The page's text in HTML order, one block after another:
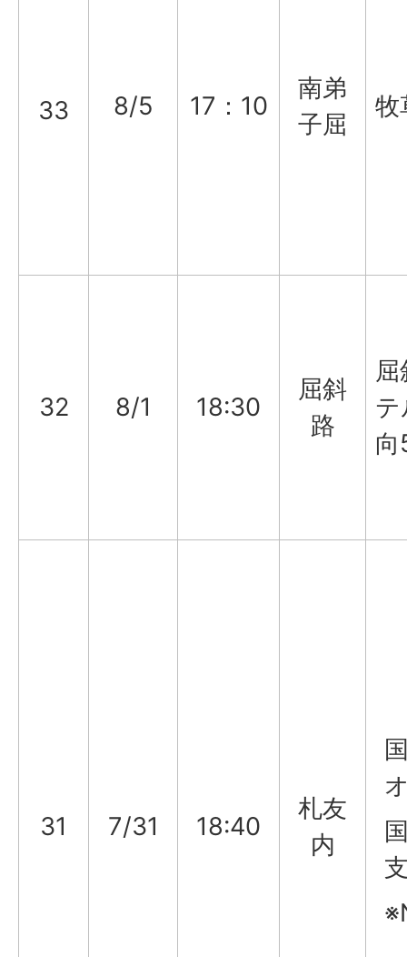
33 8/5 17：10
南弟
子屈
牧
32 8/1 18:30
屈斜
路
テ
31 7/31 18:40
札友
内